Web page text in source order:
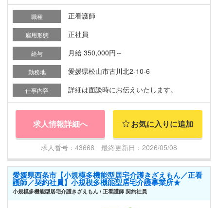
職種 正看護師
雇用形態 正社員
給与 月給 350,000円～
勤務地 愛媛県松山市古川北2-10-6
仕事内容 詳細は面談時にお伝えいたします。
求人情報詳細へ お気に入りに追加
求人番号：43668 最終更新日：2026/05/08
愛媛県西条市【小規模多機能型居宅介護きざえもん／正看
護師／契約社員】小規模多機能型居宅介護事業所★
小規模多機能型居宅介護きざえもん / 正看護師 契約社員